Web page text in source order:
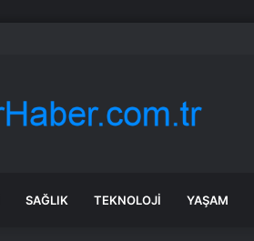
SAĞLIK TEKNOLOJI YAŞAM